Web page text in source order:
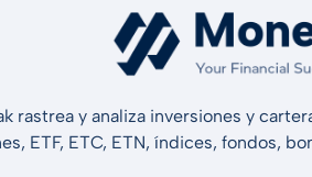
rastrea y analiza inversiones y
ETF, ETC, ETN, índices, fondos,